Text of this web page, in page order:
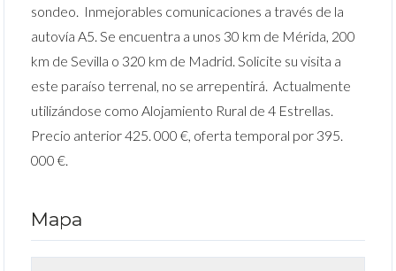
sondeo. Inmejorables comunicaciones a través de la
autovía A5. Se encuentra a unos 30 km de Mérida, 200
km de Sevilla o 320 km de Madrid. Solicite su visita a
este paraíso terrenal, no se arrepentirá. Actualmente
utilizándose como Alojamiento Rural de 4 Estrellas.
Precio anterior 425. 000 €, oferta temporal por 395.
000 €.
Mapa